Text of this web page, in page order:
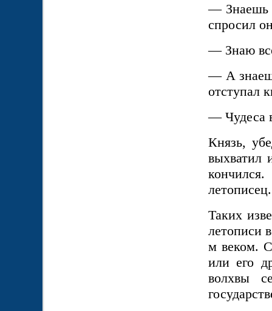
— Знаешь
спросил
— Знаю
— А
отступал
— Чудеса
Князь,
выхватил
летописец.
Таких
летописи
м веком.
или его
волхвы